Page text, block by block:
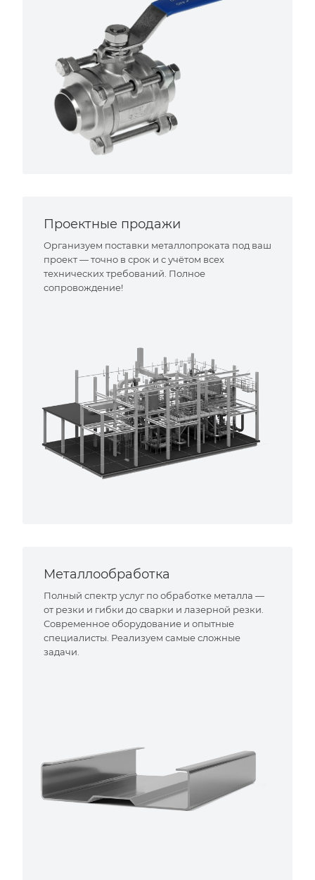
Проектные продажи
Организуем поставки металлопроката под ваш
проект — точно в срок и с учётом всех
технических требований. Полное
сопровождение!
Металлообработка
Полный спектр услуг по обработке металла —
от резки и гибки до сварки и лазерной резки.
Современное оборудование и опытные
специалисты. Реализуем самые сложные
задачи.